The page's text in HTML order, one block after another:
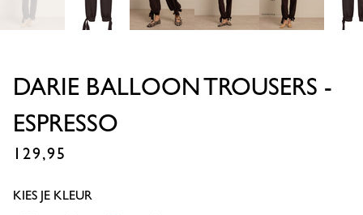
DARIE BALLOON TROUSERS -
ESPRESSO
129,95
KIES JE KLEUR